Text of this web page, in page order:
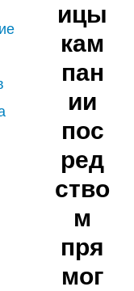
ицы
кам
пан
ии
пос
ред
ство
м
пря
мог